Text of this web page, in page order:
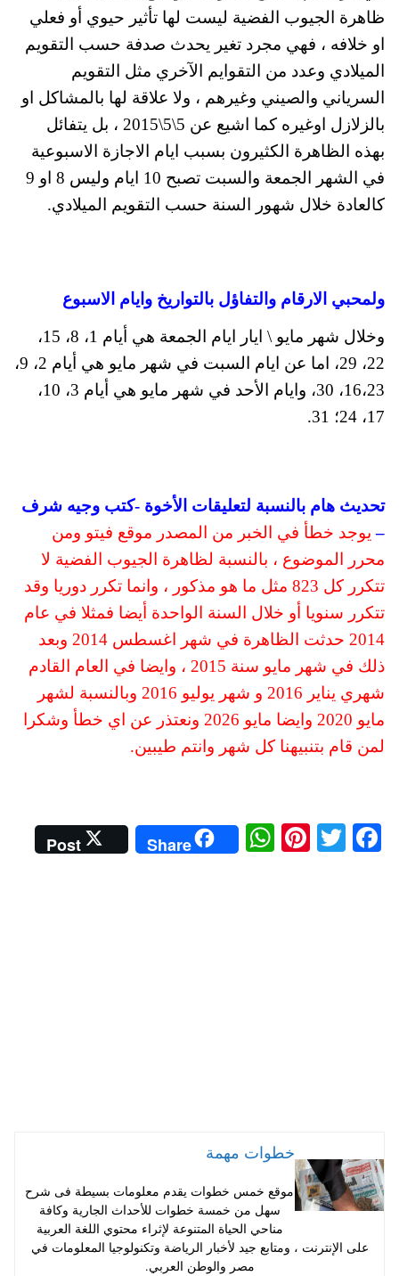
ظاهرة الجيوب الفضية ليست لها تأثير حيوي أو فعلي
او خلافه ، فهي مجرد تغير يحدث صدفة حسب التقويم
الميلادي وعدد من التقوايم الآخري مثل التقويم
السرياني والصيني وغيرهم ، ولا علاقة لها بالمشاكل او
بالزلازل اوغيره كما اشيع عن 5\5\2015 ، بل يتفائل
بهذه الظاهرة الكثيرون بسبب ايام الاجازة الاسبوعية
في الشهر الجمعة والسبت تصبح 10 ايام وليس 8 او 9
كالعادة خلال شهور السنة حسب التقويم الميلادي.
ولمحبي الارقام والتفاؤل بالتواريخ وايام الاسبوع
وخلال شهر مايو \ ايار ايام الجمعة هي أيام 1، 8، 15،
22، 29، اما عن ايام السبت في شهر مايو هي أيام 2، 9،
16،23، 30، وايام الأحد في شهر مايو هي أيام 3، 10،
17، 24؛ 31.
تحديث هام بالنسبة لتعليقات الأخوة -كتب وجيه شرف
– يوجد خطأ في الخبر من المصدر موقع فيتو ومن
محرر الموضوع ، بالنسبة لظاهرة الجيوب الفضية لا
تتكرر كل 823 مثل ما هو مذكور ، وانما تكرر دوريا وقد
تتكرر سنويا أو خلال السنة الواحدة أيضا فمثلا في عام
2014 حدثت الظاهرة في شهر اغسطس 2014 وبعد
ذلك في شهر مايو سنة 2015 ، وايضا في العام القادم
شهري يناير 2016 و شهر يوليو 2016 وبالنسبة لشهر
مايو 2020 وايضا مايو 2026 ونعتذر عن اي خطأ وشكرا
لمن قام بتنبيهنا كل شهر وانتم طيبين.
Fa
T
Pi
W
ha
Share
Post
خطوات مهمة
موقع خمس خطوات يقدم معلومات بسيطة فى شرح
سهل من خمسة خطوات للأحداث الجارية وكافة
مناحي الحياة المتنوعة لإثراء محتوي اللغة العربية
على الإنترنت ، ومتابع جيد لأخبار الرياضة وتكنولوجيا المعلومات في
مصر والوطن العربي.